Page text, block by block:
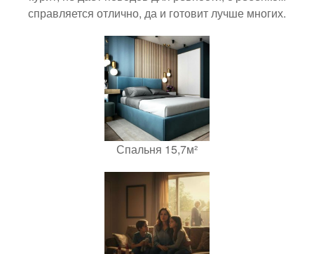
справляется отлично, да и готовит лучше многих.
Спальня 15,7м²